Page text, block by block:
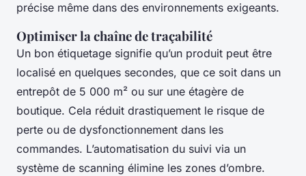
précise même dans des environnements exigeants.
Optimiser la chaîne de traçabilité
Un bon étiquetage signifie qu’un produit peut être
localisé en quelques secondes, que ce soit dans un
entrepôt de 5 000 m² ou sur une étagère de
boutique. Cela réduit drastiquement le risque de
perte ou de dysfonctionnement dans les
commandes. L’automatisation du suivi via un
système de scanning élimine les zones d’ombre.